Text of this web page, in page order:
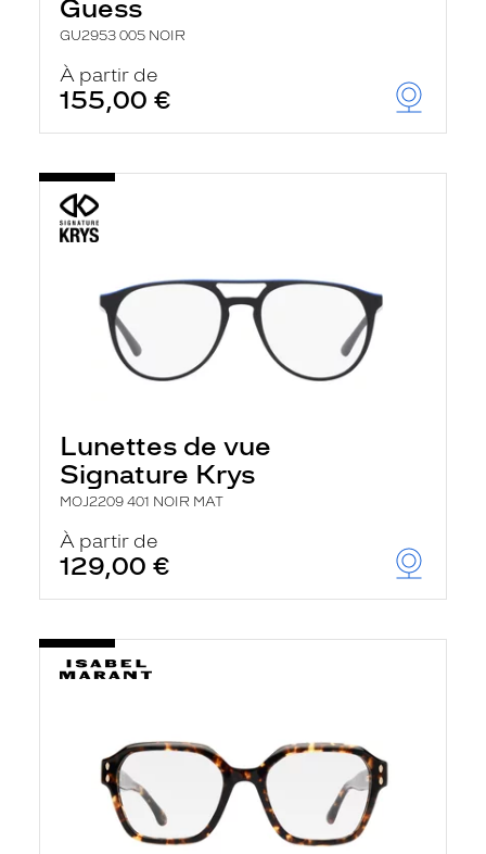
Guess
GU2953 005 NOIR
À partir de
155,00 €
Lunettes de vue
Signature Krys
MOJ2209 401 NOIR MAT
À partir de
129,00 €